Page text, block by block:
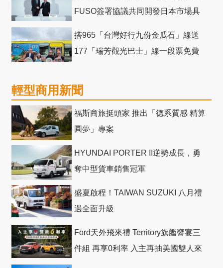
FUSO簽署協議共同開發日本市場具
搭965「台灣好行九份金瓜石」線送
177「瑞芳觀光巴士」線一段票免費
輕型商用新聞
福斯商旅挺頭家 推出「德系質感 精算
圓夢」專案
HYUNDAI PORTER II逆勢成長，勇
奪中型貨車銷售冠軍
盛夏啟程！TAIWAN SUZUKI 八月禮
遇全面升級
Ford天外飛來禮 Territory旗艦響宴三
件組 再享0利率 入主再抽美國雙人來